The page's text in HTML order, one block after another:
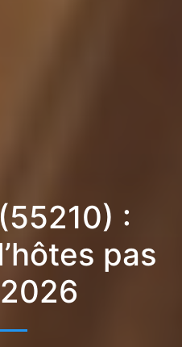
:
pas